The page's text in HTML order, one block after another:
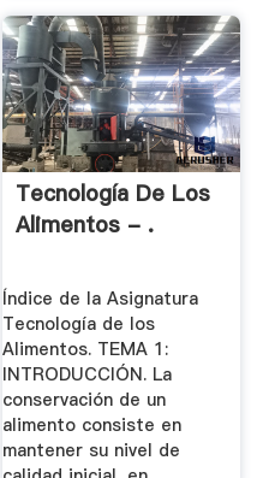
Tecnología De Los
Alimentos - .
Índice de la Asignatura
Tecnología de los
Alimentos. TEMA 1:
INTRODUCCIÓN. La
conservación de un
alimento consiste en
mantener su nivel de